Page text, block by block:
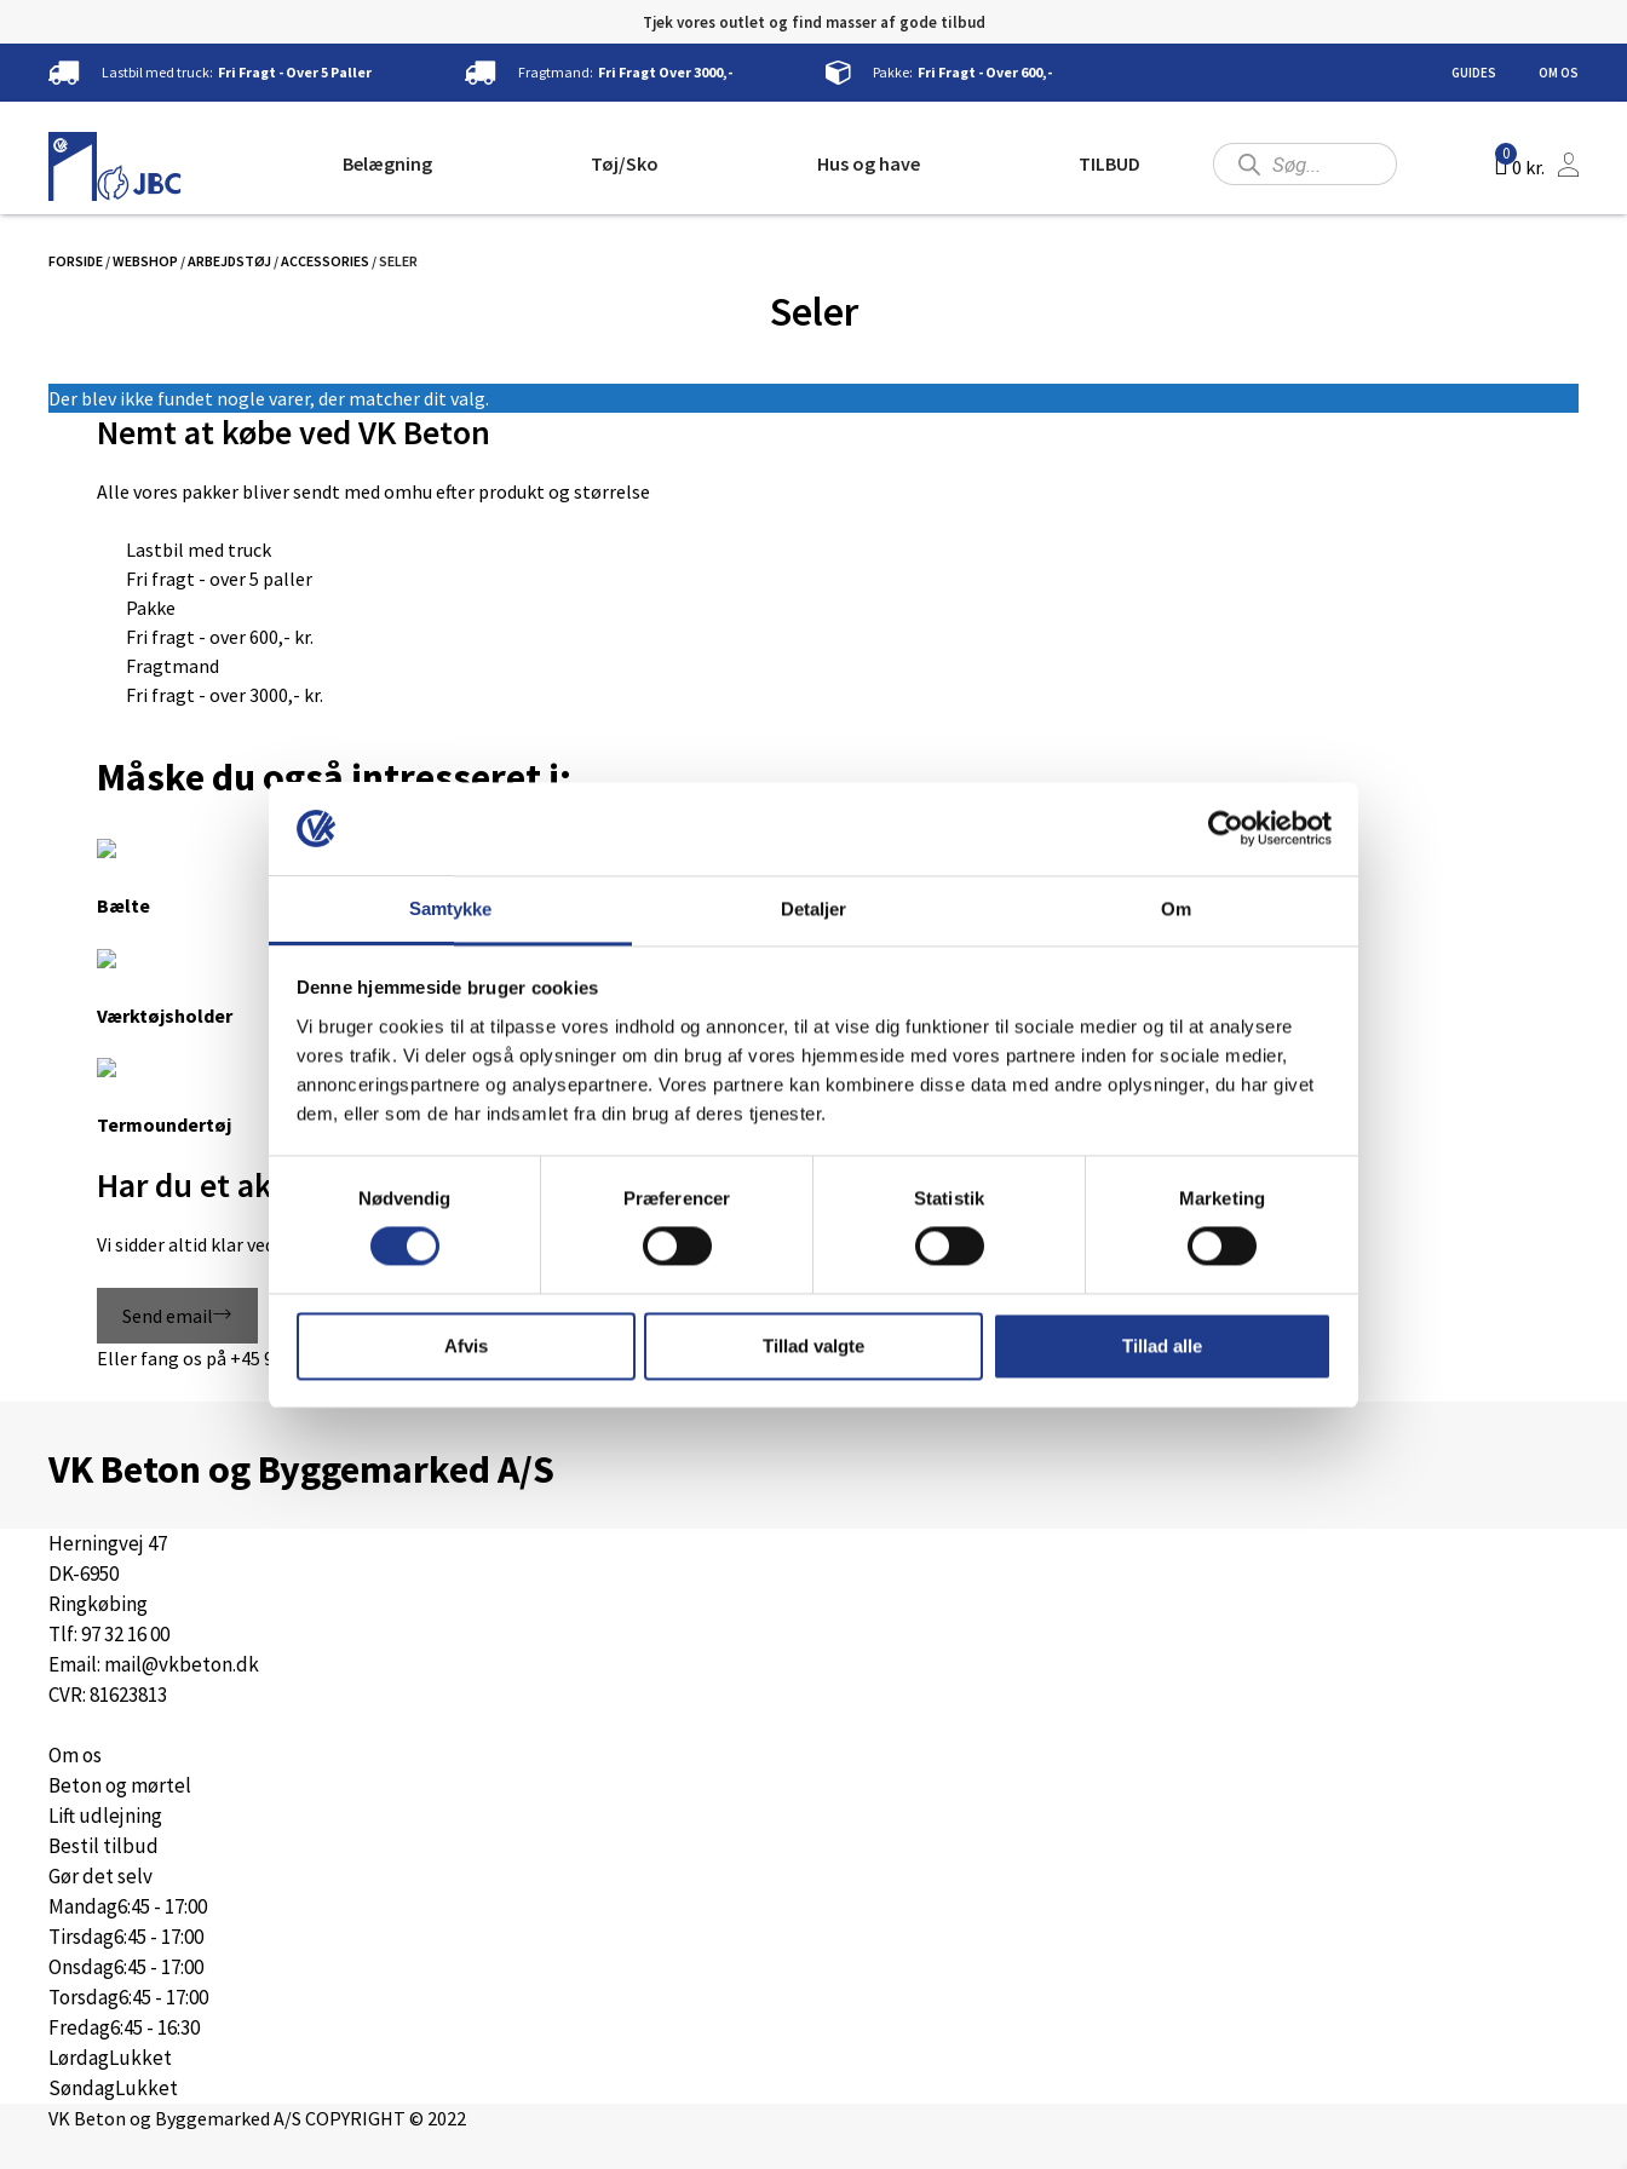
Samtykke Detaljer Om
Denne hjemmeside bruger cookies
Vi bruger cookies til at tilpasse vores indhold og annoncer, til at vise dig funktioner til sociale medier og til at analysere
vores trafik. Vi deler også oplysninger om din brug af vores hjemmeside med vores partnere inden for sociale medier,
annonceringspartnere og analysepartnere. Vores partnere kan kombinere disse data med andre oplysninger, du har givet
dem, eller som de har indsamlet fra din brug af deres tjenester.
Nødvendig
Præferencer Statistik Marketing
Afvis Tillad valgte Tillad alle
Tjek vores outlet og find masser af gode tilbud
Lastbil med truck: Fri Fragt - Over 5 Paller Fragtmand: Fri Fragt Over 3000,- Pakke: Fri Fragt - Over 600,- GUIDES OM OS
Products
search
0 kr.
0
Belægning Tøj/Sko Hus og have TILBUD
FORSIDE /WEBSHOP /ARBEJDSTØJ /ACCESSORIES / SELER
Seler
Der blev ikke fundet nogle varer, der matcher dit valg.
Nemt at købe ved VK Beton
Alle vores pakker bliver sendt med omhu efter produkt og størrelse
Lastbil med truck
Fri fragt - over 5 paller
Pakke
Fri fragt - over 600,- kr.
Fragtmand
Fri fragt - over 3000,- kr.
Måske du også intresseret i:
Bælte
Værktøjsholder
Termoundertøj
Har du et akut spørgsmål?
Vi sidder altid klar ved telefonen og mailen – på den måde er der altid hjælp at hente
Send email
Eller fang os på +45 97 32 16 00
VK Beton og Byggemarked A/S
Herningvej 47
DK-6950
Ringkøbing
Tlf: 97 32 16 00
Email: mail@vkbeton.dk
CVR: 81623813
Om os
Beton og mørtel
Lift udlejning
Bestil tilbud
Gør det selv
Mandag6:45 - 17:00
Tirsdag6:45 - 17:00
Onsdag6:45 - 17:00
Torsdag6:45 - 17:00
Fredag6:45 - 16:30
LørdagLukket
SøndagLukket
VK Beton og Byggemarked A/S COPYRIGHT © 2022